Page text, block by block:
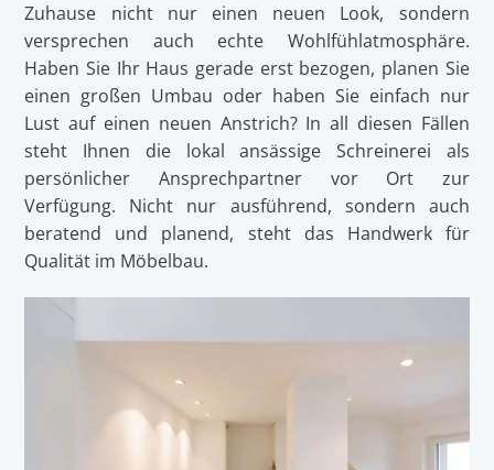
Zuhause nicht nur einen neuen Look, sondern
versprechen auch echte Wohlfühlatmosphäre.
Haben Sie Ihr Haus gerade erst bezogen, planen Sie
einen großen Umbau oder haben Sie einfach nur
Lust auf einen neuen Anstrich? In all diesen Fällen
steht Ihnen die lokal ansässige Schreinerei als
persönlicher Ansprechpartner vor Ort zur
Verfügung. Nicht nur ausführend, sondern auch
beratend und planend, steht das Handwerk für
Qualität im Möbelbau.